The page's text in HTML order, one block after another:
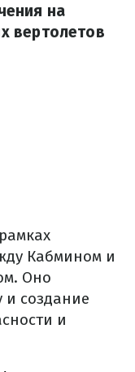
на
вертолетов
Кабмином и
Оно
и создание
и